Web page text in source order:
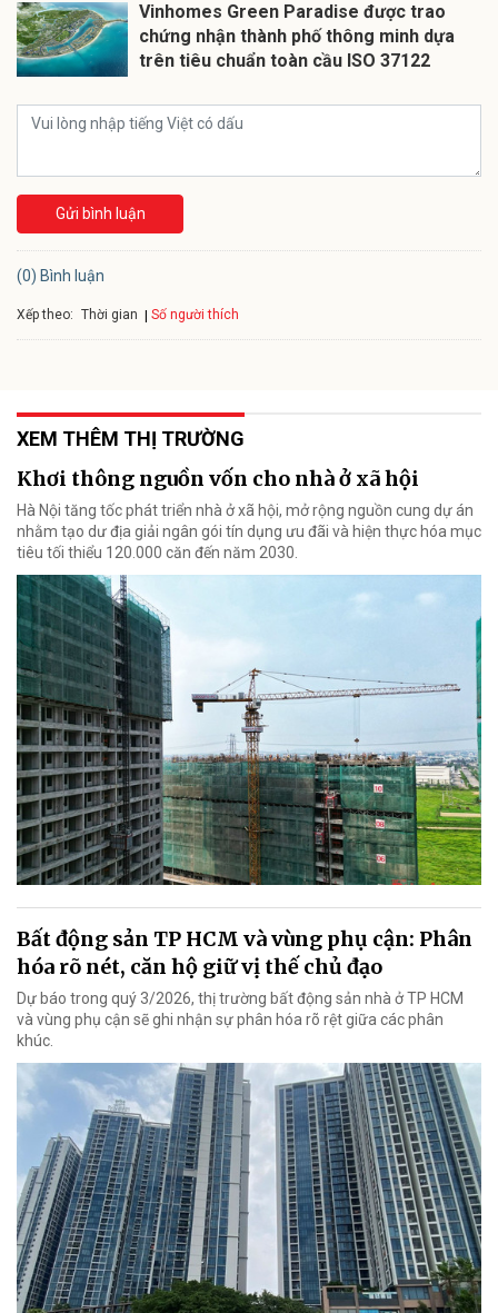
Vinhomes Green Paradise được trao
chứng nhận thành phố thông minh dựa
trên tiêu chuẩn toàn cầu ISO 37122
Gửi bình luận
(0) Bình luận
Xếp theo: Thời gian Số người thích
XEM THÊM THỊ TRƯỜNG
Khơi thông nguồn vốn cho nhà ở xã hội
Hà Nội tăng tốc phát triển nhà ở xã hội, mở rộng nguồn cung dự án
nhằm tạo dư địa giải ngân gói tín dụng ưu đãi và hiện thực hóa mục
tiêu tối thiểu 120.000 căn đến năm 2030.
Bất động sản TP HCM và vùng phụ cận: Phân
hóa rõ nét, căn hộ giữ vị thế chủ đạo
Dự báo trong quý 3/2026, thị trường bất động sản nhà ở TP HCM
và vùng phụ cận sẽ ghi nhận sự phân hóa rõ rệt giữa các phân
khúc.